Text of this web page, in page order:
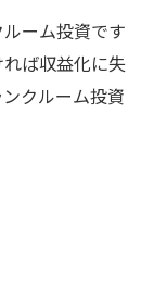
ーム投資です
ば収益化に失
クルーム投資